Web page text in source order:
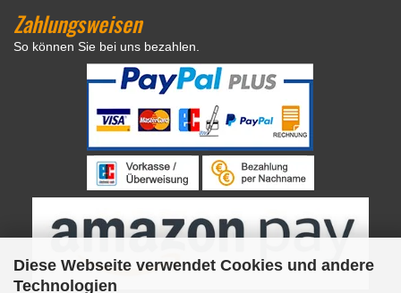
Diese Webseite verwendet Cookies und andere
Technologien
Zahlungsweisen
So können Sie bei uns bezahlen.